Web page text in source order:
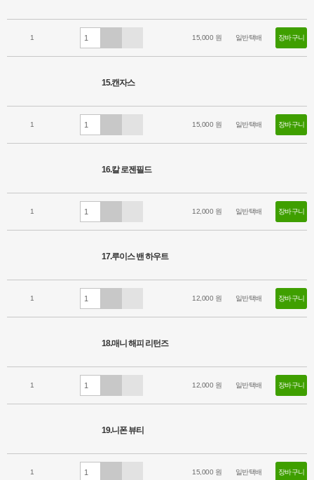
1 15,000 원 일반택배 장바구니
15.캔자스
1 15,000 원 일반택배 장바구니
16.칼 로젠필드
1 12,000 원 일반택배 장바구니
17.루이스 밴 하우트
1 12,000 원 일반택배 장바구니
18.매니 해피 리턴즈
1 12,000 원 일반택배 장바구니
19.니폰 뷰티
1 15,000 원 일반택배 장바구니